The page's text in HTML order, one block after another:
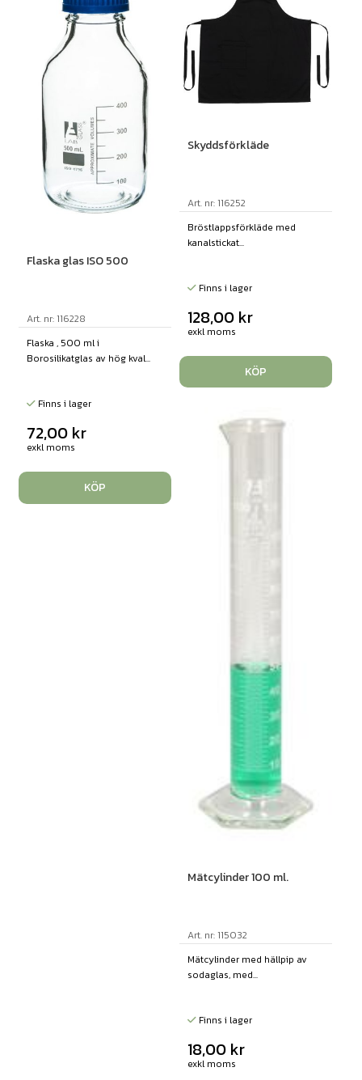
Flaska glas ISO 500
Art. nr: 116228
Flaska , 500 ml i
Borosilikatglas av hög kval...
Finns i lager
72,00 kr
exkl moms
KÖP
Skyddsförkläde
Art. nr: 116252
Bröstlappsförkläde med
kanalstickat...
Finns i lager
128,00 kr
exkl moms
KÖP
Mätcylinder 100 ml.
Art. nr: 115032
Mätcylinder med hällpip av
sodaglas, med...
Finns i lager
18,00 kr
exkl moms